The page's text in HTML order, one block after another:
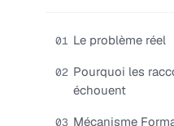
01 Le problème réel
02 Pourquoi les
échouent
03 Mécanisme